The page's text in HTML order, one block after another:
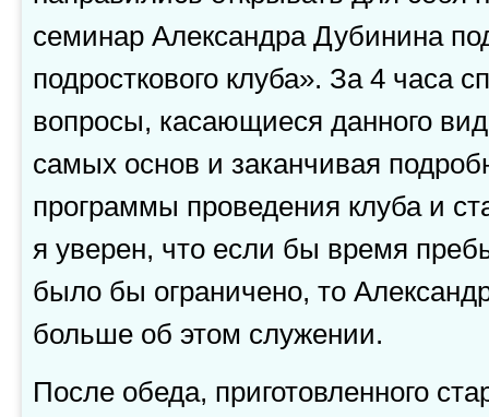
семинар Александра Дубинина
подросткового клуба». За 4 часа
вопросы, касающиеся данного
самых основ и заканчивая
программы проведения клуба и
я уверен, что если бы время
было бы ограничено, то
больше об этом служении.
После обеда, приготовленного